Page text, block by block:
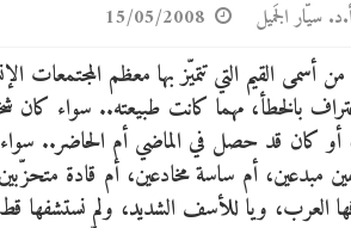
سيّار الجَميل 15/05/2008
أسمى القيم التي تتميّز بها معظم المجتمعات
بالخطأ، مهما كانت طبيعته.. سواء كان
أو كان قد حصل في الماضي أم الحاضر..
مبدعين، أم ساسة مخادعين، أم قادة
العرب، ويا للأسف الشديد، ولم نستشفها